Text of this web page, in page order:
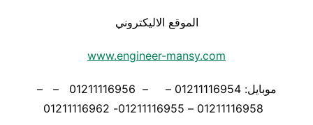
الموقع الاليكتروني
www.engineer-mansy.com
موبايل: 01211116954 – – 01211116956 – –